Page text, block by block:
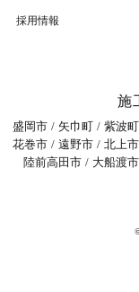
採用情報
施
盛岡市 矢巾町 紫波町
花巻市
遠野市 北上市
陸前高田市
大船渡市